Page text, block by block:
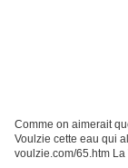
Comme on aimerait
Voulzie cette eau qui
voulzie.com/65.htm La